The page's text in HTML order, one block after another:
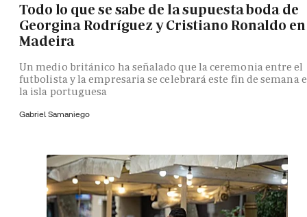
Todo lo que se sabe de la supuesta boda de
Georgina Rodríguez y Cristiano Ronaldo en
Madeira
Un medio británico ha señalado que la ceremonia entre el
futbolista y la empresaria se celebrará este fin de semana
la isla portuguesa
Gabriel Samaniego